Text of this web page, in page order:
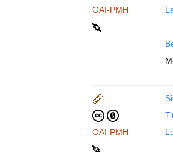
OAI-PMH
OAI-PMH